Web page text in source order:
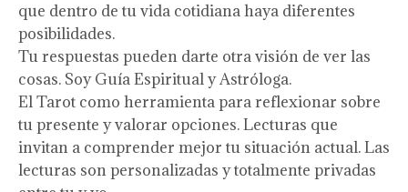
que dentro de tu vida cotidiana haya diferentes
posibilidades.
Tu respuestas pueden darte otra visión de ver las
cosas. Soy Guía Espiritual y Astróloga.
El Tarot como herramienta para reflexionar sobre
tu presente y valorar opciones. Lecturas que
invitan a comprender mejor tu situación actual. Las
lecturas son personalizadas y totalmente privadas